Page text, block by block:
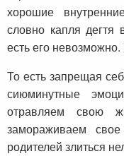
хорошие
словно капля
есть его невозможно.
То есть запрещая
сиюминутные
отравляем свою
замораживаем
родителей злиться